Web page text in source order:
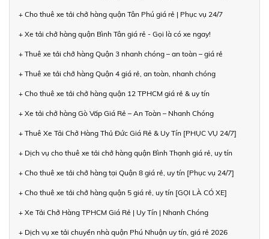
+ Cho thuê xe tải chở hàng quận Tân Phú giá rẻ | Phục vụ 24/7
+ Xe tải chở hàng quận Bình Tân giá rẻ - Gọi là có xe ngay!
+ Thuê xe tải chở hàng Quận 3 nhanh chóng – an toàn – giá rẻ
+ Thuê xe tải chở hàng Quận 4 giá rẻ, an toàn, nhanh chóng
+ Cho thuê xe tải chở hàng quận 12 TPHCM giá rẻ & uy tín
+ Xe tải chở hàng Gò Vấp Giá Rẻ – An Toàn – Nhanh Chóng
+ Thuê Xe Tải Chở Hàng Thủ Đức Giá Rẻ & Uy Tín [PHỤC VỤ 24/7]
+ Dịch vụ cho thuê xe tải chở hàng quận Bình Thạnh giá rẻ, uy tín
+ Cho thuê xe tải chở hàng tại Quận 8 giá rẻ, uy tín [Phục vụ 24/7]
+ Cho thuê xe tải chở hàng quận 5 giá rẻ, uy tín [GỌI LÀ CÓ XE]
+ Xe Tải Chở Hàng TPHCM Giá Rẻ | Uy Tín | Nhanh Chóng
+ Dịch vụ xe tải chuyển nhà quận Phú Nhuận uy tín, giá rẻ 2026